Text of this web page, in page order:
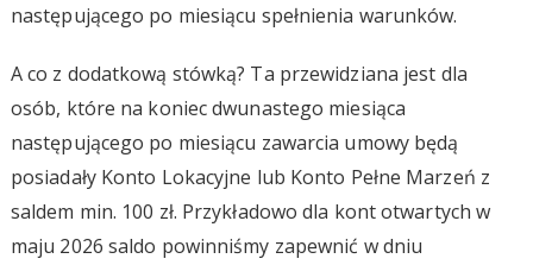
następującego po miesiącu spełnienia warunków.
A co z dodatkową stówką? Ta przewidziana jest dla
osób, które na koniec dwunastego miesiąca
następującego po miesiącu zawarcia umowy będą
posiadały Konto Lokacyjne lub Konto Pełne Marzeń z
saldem min. 100 zł. Przykładowo dla kont otwartych w
maju 2026 saldo powinniśmy zapewnić w dniu